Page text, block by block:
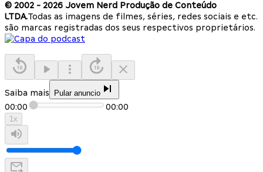
© 2002 - 2026 Jovem Nerd Produção de Conteúdo
LTDA.Todas as imagens de filmes, séries, redes sociais e etc.
são marcas registradas dos seus respectivos proprietários.
Saiba mais Pular anuncio
00:00 00:00
1x